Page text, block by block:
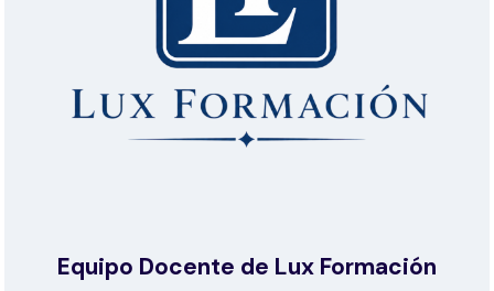
Equipo Docente de Lux Formación